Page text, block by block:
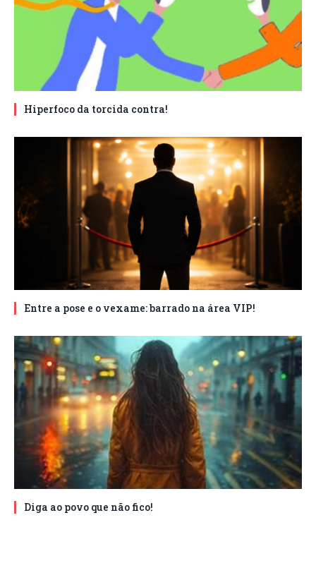
Hiperfoco da torcida contra!
Entre a pose e o vexame: barrado na área VIP!
Diga ao povo que não fico!